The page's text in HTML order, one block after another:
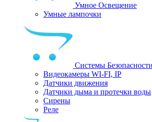
Умное Освещение
Умные лампочки
Системы Безопасности
Видеокамеры WI-FI, IP
Датчики движения
Датчики дыма и протечки воды
Сирены
Реле